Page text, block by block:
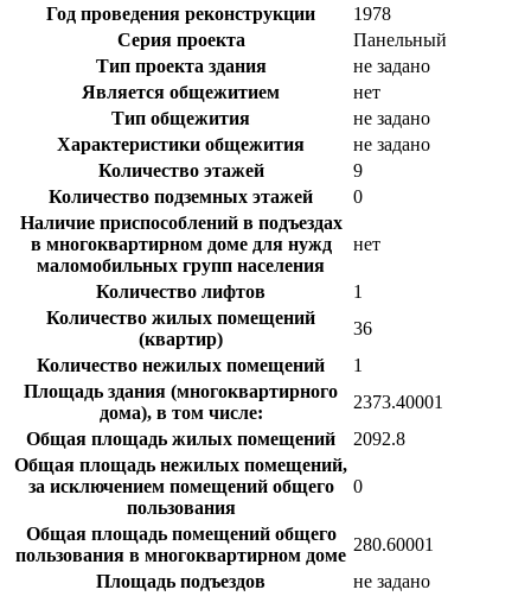
Год проведения реконструкции
1978
Серия проекта
Панельный
Тип проекта здания
не задано
Является общежитием
нет
Тип общежития
не задано
Характеристики общежития
не задано
Количество этажей
9
Количество подземных этажей
0
Наличие приспособлений в подъездах
в многоквартирном доме для нужд
маломобильных групп населения
нет
Количество лифтов
1
Количество жилых помещений
(квартир)
36
Количество нежилых помещений
1
Площадь здания (многоквартирного
дома), в том числе:
2373.40001
Общая площадь жилых помещений
2092.8
Общая площадь нежилых помещений,
за исключением помещений общего
пользования
0
Общая площадь помещений общего
пользования в многоквартирном доме
280.60001
Площадь подъездов
не задано